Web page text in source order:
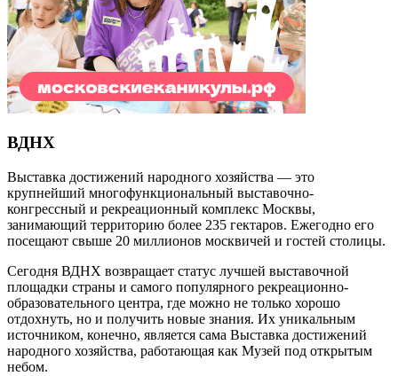
ВДНХ
Выставка достижений народного хозяйства — это
крупнейший многофункциональный выставочно-
конгрессный и рекреационный комплекс Москвы,
занимающий территорию более 235 гектаров. Ежегодно его
посещают свыше 20 миллионов москвичей и гостей столицы.
Сегодня ВДНХ возвращает статус лучшей выставочной
площадки страны и самого популярного рекреационно-
образовательного центра, где можно не только хорошо
отдохнуть, но и получить новые знания. Их уникальным
источником, конечно, является сама Выставка достижений
народного хозяйства, работающая как Музей под открытым
небом.